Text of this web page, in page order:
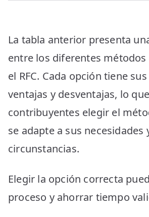
La tabla anterior presenta
entre los diferentes
el RFC. Cada opción tiene
ventajas y desventajas, lo
contribuyentes elegir el
se adapte a sus necesidades
circunstancias.
Elegir la opción correcta
proceso y ahorrar tiempo